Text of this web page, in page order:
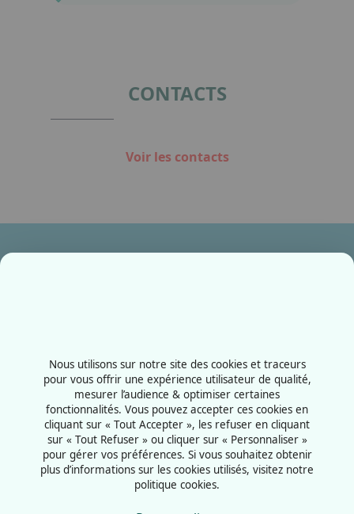
CONTACTS
Voir les contacts
Rue de la Grange aux bois
57070 - Metz
France
Nous utilisons sur notre site des cookies et traceurs
pour vous offrir une expérience utilisateur de qualité,
mesurer l’audience & optimiser certaines
fonctionnalités. Vous pouvez accepter ces cookies en
cliquant sur « Tout Accepter », les refuser en cliquant
sur « Tout Refuser » ou cliquer sur « Personnaliser »
pour gérer vos préférences. Si vous souhaitez obtenir
plus d’informations sur les cookies utilisés, visitez notre
politique cookies.